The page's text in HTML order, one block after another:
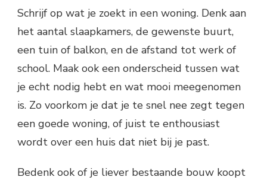
Schrijf op wat je zoekt in een woning. Denk aan
het aantal slaapkamers, de gewenste buurt,
een tuin of balkon, en de afstand tot werk of
school. Maak ook een onderscheid tussen wat
je echt nodig hebt en wat mooi meegenomen
is. Zo voorkom je dat je te snel nee zegt tegen
een goede woning, of juist te enthousiast
wordt over een huis dat niet bij je past.
Bedenk ook of je liever bestaande bouw koopt